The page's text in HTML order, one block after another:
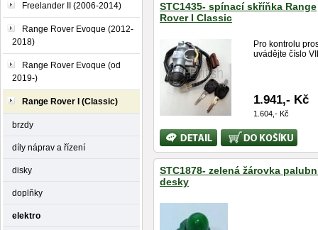
Freelander II (2006-2014)
Range Rover Evoque (2012-
2018)
Range Rover Evoque (od
2019-)
Range Rover I (Classic)
brzdy
díly náprav a řízení
disky
doplňky
elektro
STC1435- spínací skříňka Range
Rover I Classic
Pro kontrolu
uvádějte číslo
1.941,- Kč
1.604,- Kč
Bližší
informace
Koupit
STC1878- zelená žárovka
desky